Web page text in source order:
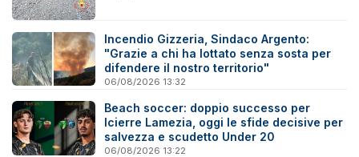
Incendio Gizzeria, Sindaco Argento:
"Grazie a chi ha lottato senza sosta per
difendere il nostro territorio"
06/08/2026 13:32
Beach soccer: doppio successo per
Icierre Lamezia, oggi le sfide decisive per
salvezza e scudetto Under 20
06/08/2026 13:22